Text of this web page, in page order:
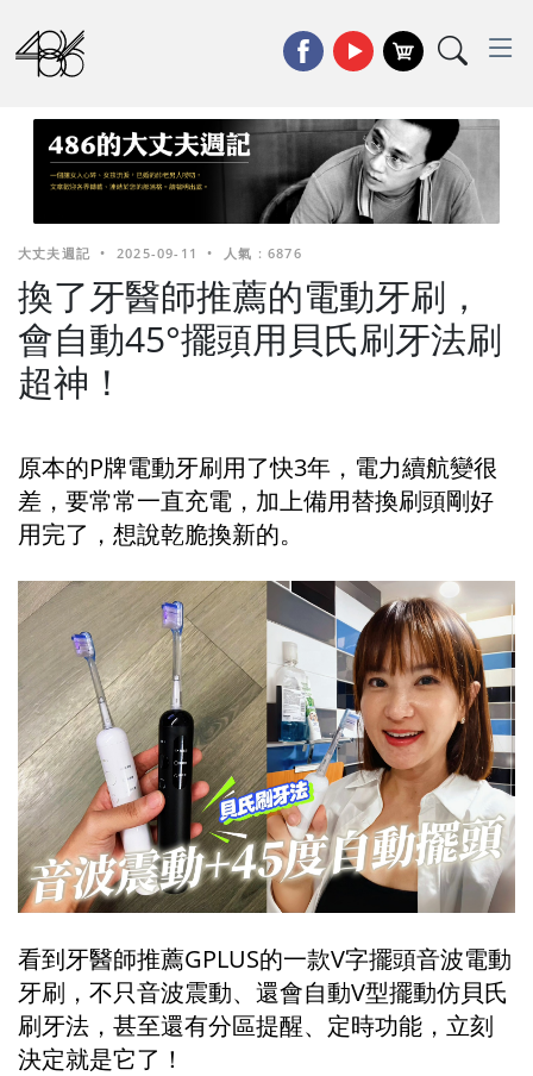
大丈夫週記 • 2025-09-11 • 人氣 : 6876
換了牙醫師推薦的電動牙刷，
會自動45°擺頭用貝氏刷牙法刷
超神！
原本的P牌電動牙刷用了快3年，電力續航變很
差，要常常一直充電，加上備用替換刷頭剛好
用完了，想說乾脆換新的。
看到牙醫師推薦GPLUS的一款V字擺頭音波電動
牙刷，不只音波震動、還會自動V型擺動仿貝氏
刷牙法，甚至還有分區提醒、定時功能，立刻
決定就是它了！